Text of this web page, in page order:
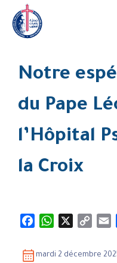
Notre
du Pape
l’Hôpital
la Croix
FacebookWhatsApp
Copy
mardi 2 décembre